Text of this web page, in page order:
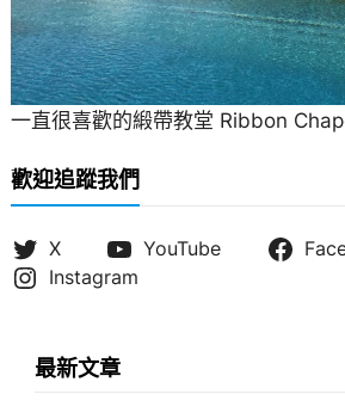
一直很喜歡的緞帶教堂 Ribbon
歡迎追蹤我們
X YouTube
Instagram
最新文章